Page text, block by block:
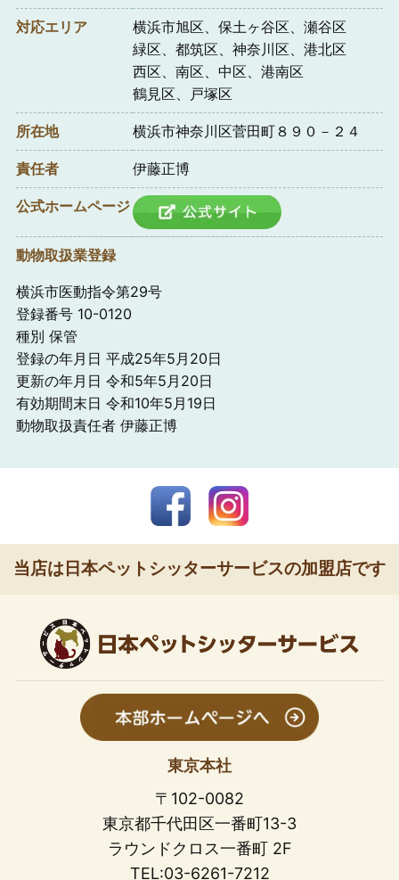
対応エリア
横浜市旭区、保土ヶ谷区、瀬谷区
緑区、都筑区、神奈川区、港北区
西区、南区、中区、港南区
鶴見区、戸塚区
所在地 横浜市神奈川区菅田町８９０－２４
責任者 伊藤正博
公式ホームページ
動物取扱業登録
横浜市医動指令第29号
登録番号 10-0120
種別 保管
登録の年月日 平成25年5月20日
更新の年月日 令和5年5月20日
有効期間末日 令和10年5月19日
動物取扱責任者 伊藤正博
当店は日本ペットシッターサービスの加盟店です
東京本社
〒102-0082
東京都千代田区一番町13-3
ラウンドクロス一番町 2F
TEL:03-6261-7212